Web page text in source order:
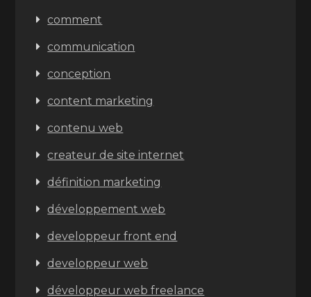
comment
communication
conception
content marketing
contenu web
createur de site internet
définition marketing
développement web
developpeur front end
developpeur web
développeur web freelance